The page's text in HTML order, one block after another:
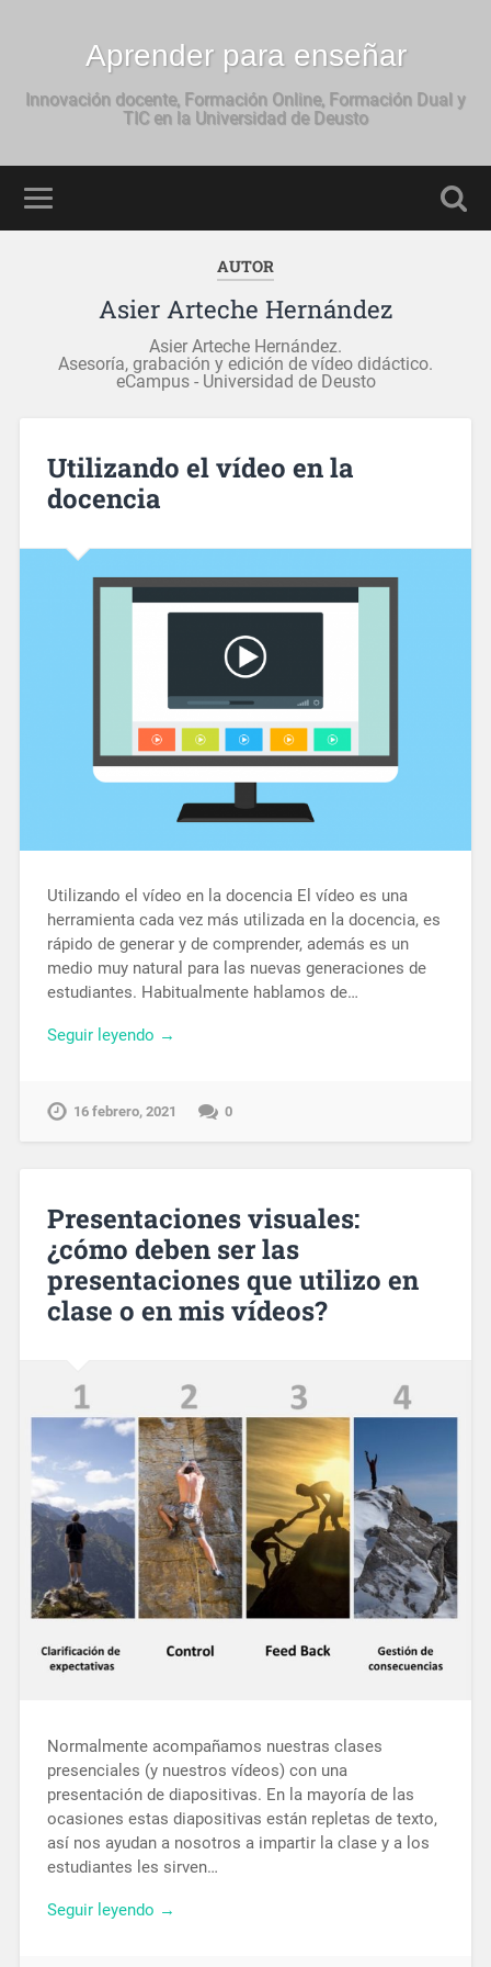
Aprender para enseñar
Innovación docente, Formación Online, Formación Dual y
TIC en la Universidad de Deusto
AUTOR
Asier Arteche Hernández
Asier Arteche Hernández.
Asesoría, grabación y edición de vídeo didáctico.
eCampus - Universidad de Deusto
Utilizando el vídeo en la
docencia
Utilizando el vídeo en la docencia El vídeo es una
herramienta cada vez más utilizada en la docencia, es
rápido de generar y de comprender, además es un
medio muy natural para las nuevas generaciones de
estudiantes. Habitualmente hablamos de…
Seguir leyendo →
16 febrero, 2021 0
Presentaciones visuales:
¿cómo deben ser las
presentaciones que utilizo en
clase o en mis vídeos?
Normalmente acompañamos nuestras clases
presenciales (y nuestros vídeos) con una
presentación de diapositivas. En la mayoría de las
ocasiones estas diapositivas están repletas de texto,
así nos ayudan a nosotros a impartir la clase y a los
estudiantes les sirven…
Seguir leyendo →